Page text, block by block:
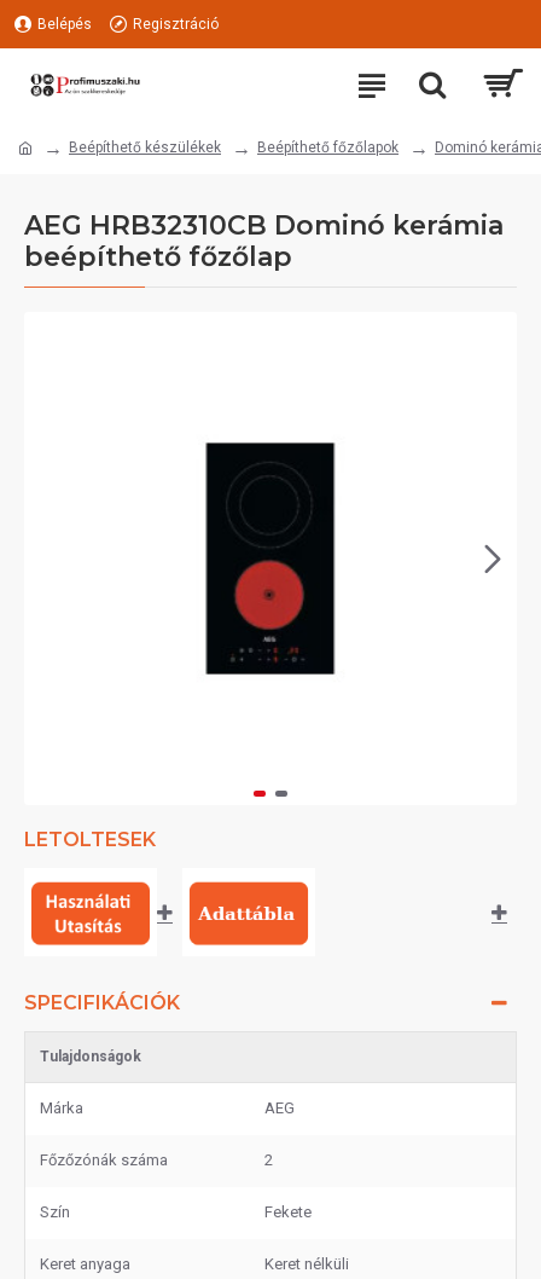
Belépés Regisztráció
Beépíthető készülékek Beépíthető főzőlapok Dominó
AEG HRB32310CB Dominó kerámia
beépíthető főzőlap
LETOLTESEK
SPECIFIKÁCIÓK
Tulajdonságok
Márka AEG
Főzőzónák száma 2
Szín Fekete
Keret anyaga Keret nélküli